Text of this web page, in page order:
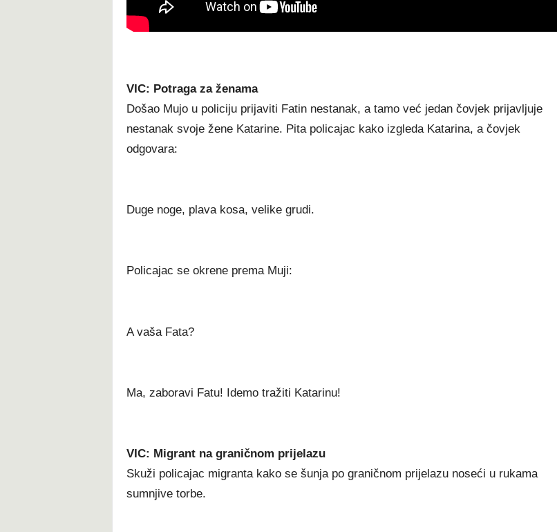
VIC: Potraga za ženama
Došao Mujo u policiju prijaviti Fatin nestanak, a tamo već jedan čovjek prijavljuje
nestanak svoje žene Katarine. Pita policajac kako izgleda Katarina, a čovjek
odgovara:
Duge noge, plava kosa, velike grudi.
Policajac se okrene prema Muji:
A vaša Fata?
Ma, zaboravi Fatu! Idemo tražiti Katarinu!
VIC: Migrant na graničnom prijelazu
Skuži policajac migranta kako se šunja po graničnom prijelazu noseći u rukama
sumnjive torbe.